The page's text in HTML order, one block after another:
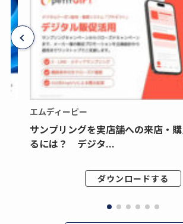
エムディーピー
サンプリングを実店舗への来店・
るには？ デジタ...
ダウンロードする